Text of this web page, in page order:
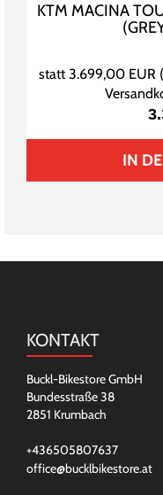
KTM MACINA
statt3.699,00 EUR(
IN
KONTAKT
Buckl-Bikestore GmbH
Bundesstraße 38
2851 Krumbach
+436505807637
office@bucklbikestore.at